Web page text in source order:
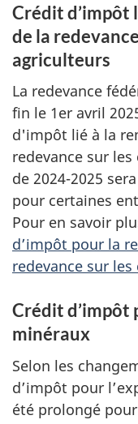
Crédit d’impôt
de la
agriculteurs
La redevance
fin le 1er avril
d'impôt lié à la
redevance sur
de 2024-2025
pour certaines
Pour en savoir
d’impôt pour la
redevance sur
Crédit d’impôt
minéraux
Selon les
d’impôt pour
été prolongé